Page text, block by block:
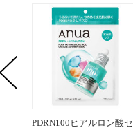
PDRN100ヒアルロン酸セ